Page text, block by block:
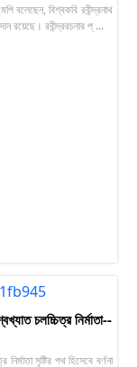
বলেছেন, বিশ্বকবি রবীন্দ্রনাথ
রয়েছে। রবীন্দ্ররচনার প্ ...
চলচ্চিত্র নির্মাতা--
সৃষ্টির পথ হিসেবে বর্ণনা